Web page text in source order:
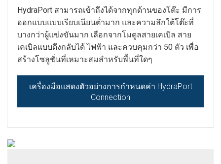
ภาษา/ภูมิภาค
HydraPort สามารถเข้าถึงได้จากทุกด้านของโต๊ะ มีการ
ออกแบบแบบเรียบเนียนต่ำมาก และความลึกใต้โต๊ะที่
บางกว่าผู้แข่งขันมาก เลือกจากโมดูลสายเคเบิล สาย
เคเบิลแบบดึงกลับได้ ไฟฟ้า และควบคุมกว่า 50 ตัว เพื่อ
สร้างโซลูชั่นที่เหมาะสมสำหรับพื้นที่ใดๆ
เครื่องมือแสดงตัวอย่างการกำหนดค่า HydraPort
Connection